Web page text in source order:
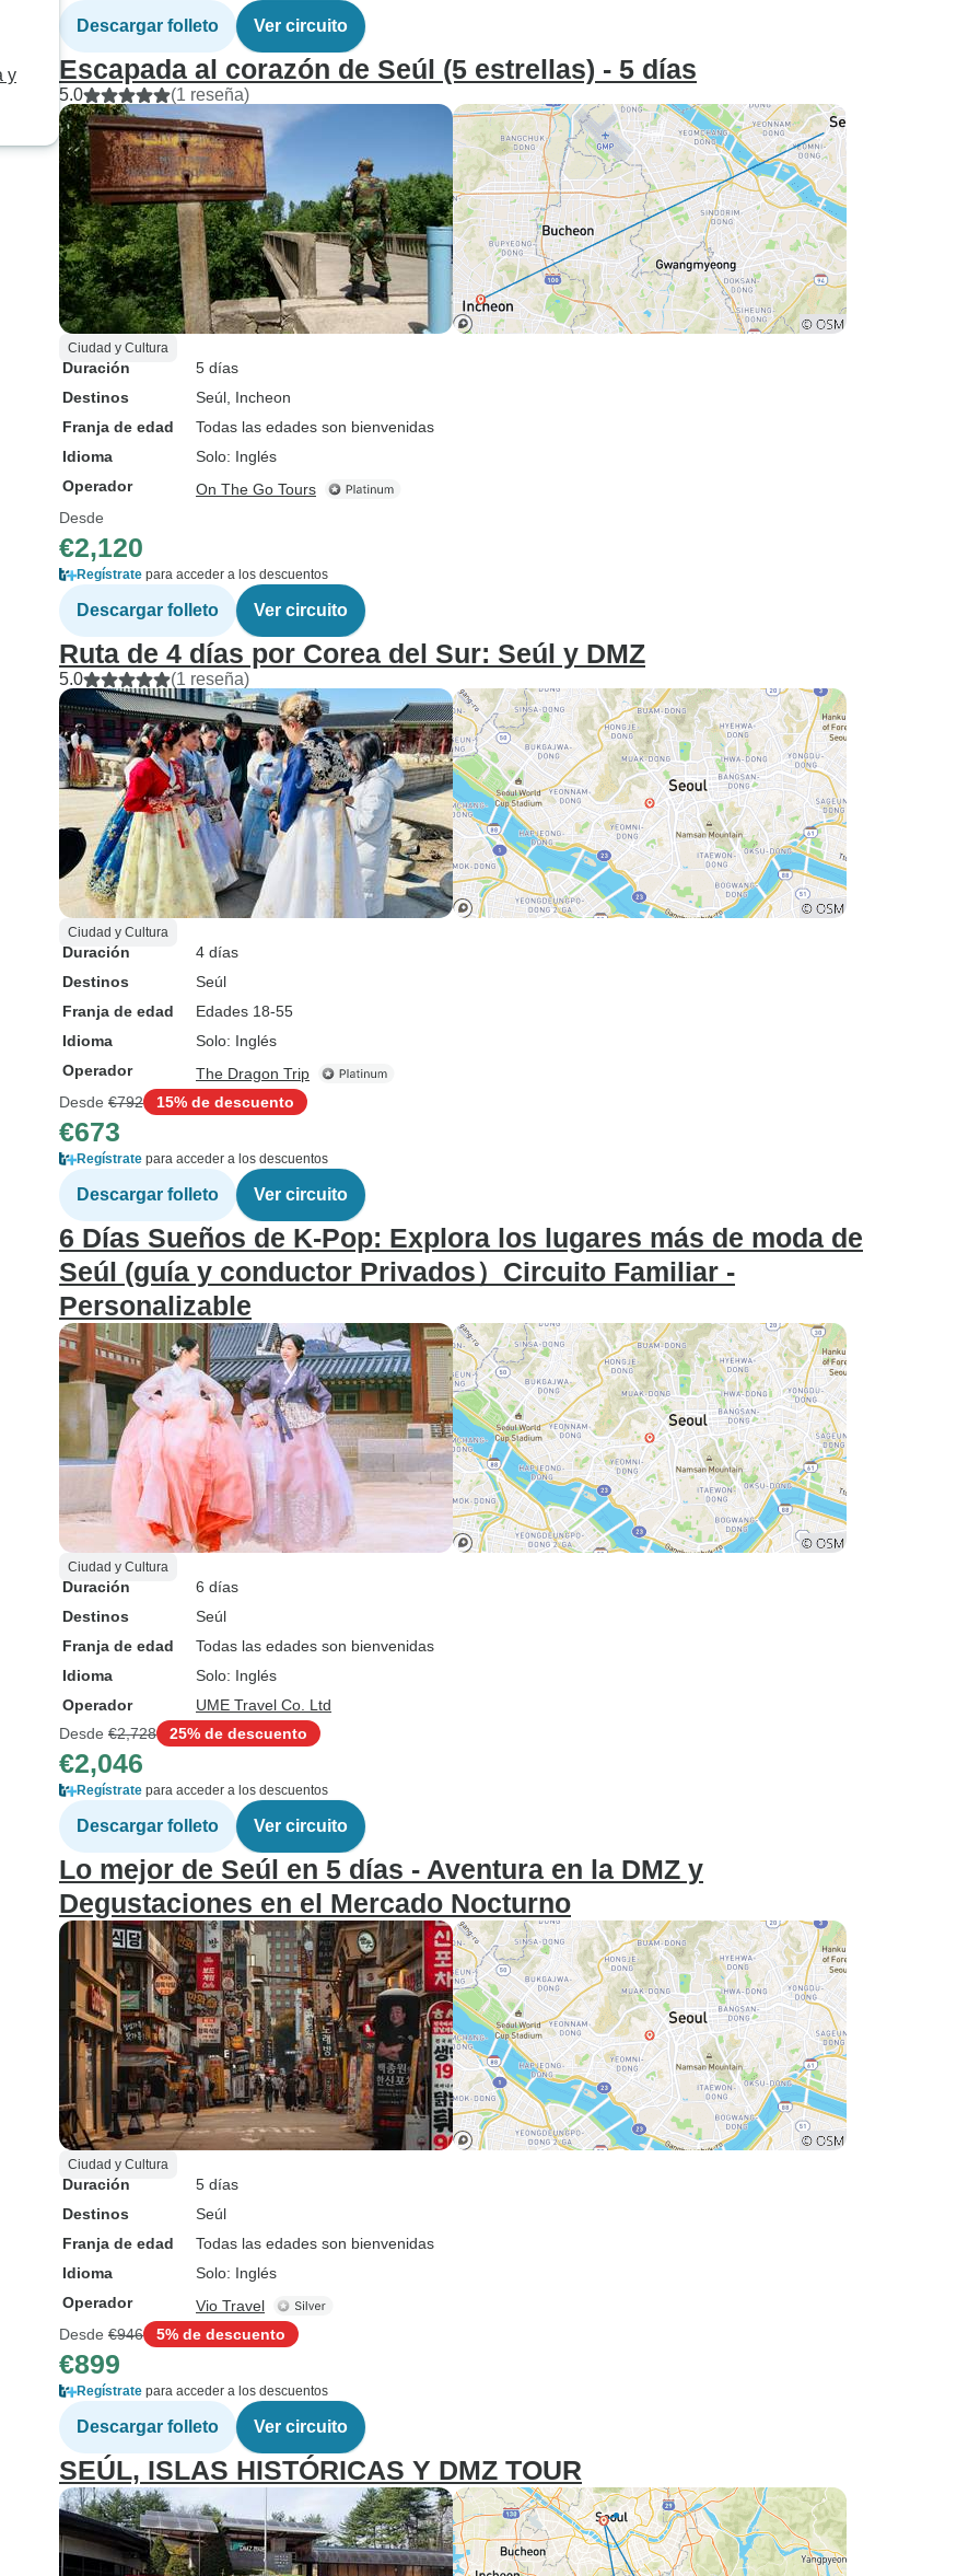
y
Descargar folleto Ver circuito
Escapada al corazón de Seúl (5 estrellas) - 5 días
5.0 (1 reseña)
Ciudad y Cultura
Duración
5 días
Destinos
Seúl , Incheon
Franja de edad
Todas las edades son bienvenidas
Idioma
Solo: Inglés
Operador
On The Go Tours
Desde
€2,120
Regístrate para acceder a los descuentos
Descargar folleto Ver circuito
Ruta de 4 días por Corea del Sur: Seúl y DMZ
5.0 (1 reseña)
Ciudad y Cultura
Duración
4 días
Destinos
Seúl
Franja de edad
Edades 18-55
Idioma
Solo: Inglés
Operador
The Dragon Trip
Desde €792 15% de descuento
€673
Regístrate para acceder a los descuentos
Descargar folleto Ver circuito
6 Días Sueños de K-Pop: Explora los lugares más de moda de
Seúl (guía y conductor Privados）Circuito Familiar -
Personalizable
Ciudad y Cultura
Duración
6 días
Destinos
Seúl
Franja de edad
Todas las edades son bienvenidas
Idioma
Solo: Inglés
Operador
UME Travel Co. Ltd
Desde €2,728 25% de descuento
€2,046
Regístrate para acceder a los descuentos
Descargar folleto Ver circuito
Lo mejor de Seúl en 5 días - Aventura en la DMZ y
Degustaciones en el Mercado Nocturno
Ciudad y Cultura
Duración
5 días
Destinos
Seúl
Franja de edad
Todas las edades son bienvenidas
Idioma
Solo: Inglés
Operador
Vio Travel
Desde €946 5% de descuento
€899
Regístrate para acceder a los descuentos
Descargar folleto Ver circuito
SEÚL, ISLAS HISTÓRICAS Y DMZ TOUR